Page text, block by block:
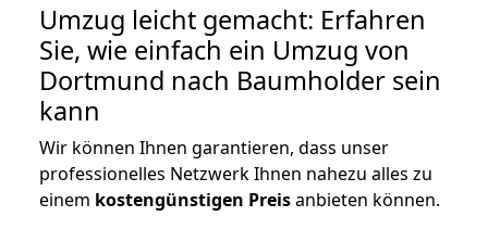
Umzug leicht gemacht: Erfahren
Sie, wie einfach ein Umzug von
Dortmund nach Baumholder sein
kann
Wir können Ihnen garantieren, dass unser
professionelles Netzwerk Ihnen nahezu alles zu
einem kostengünstigen Preisanbieten können.